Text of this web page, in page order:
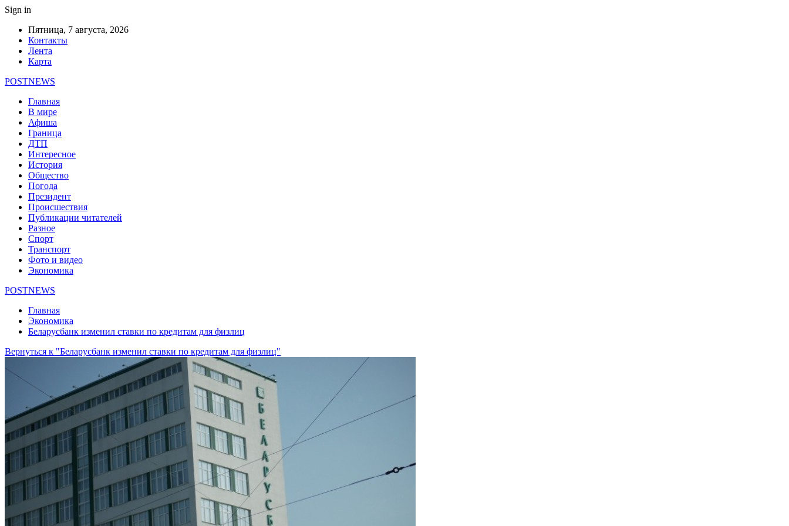
Sign in
Пятница, 7 августа, 2026
Контакты
Лента
Карта
POSTNEWS
Главная
В мире
Афиша
Граница
ДТП
Интересное
История
Общество
Погода
Президент
Происшествия
Публикации читателей
Разное
Спорт
Транспорт
Фото и видео
Экономика
POSTNEWS
Главная
Экономика
Беларусбанк изменил ставки по кредитам для физлиц
Вернуться к "Беларусбанк изменил ставки по кредитам для физлиц"